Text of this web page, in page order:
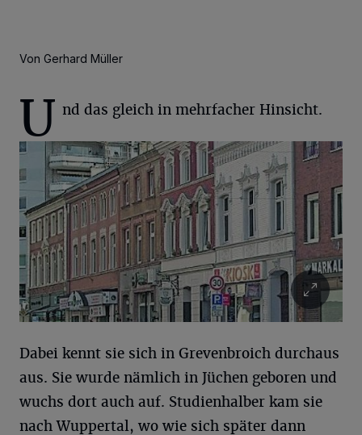
Von Gerhard Müller
U nd das gleich in mehrfacher Hinsicht.
Dabei kennt sie sich in Grevenbroich durchaus
aus. Sie wurde nämlich in Jüchen geboren und
wuchs dort auch auf. Studienhalber kam sie
nach Wuppertal, wo wie sich später dann